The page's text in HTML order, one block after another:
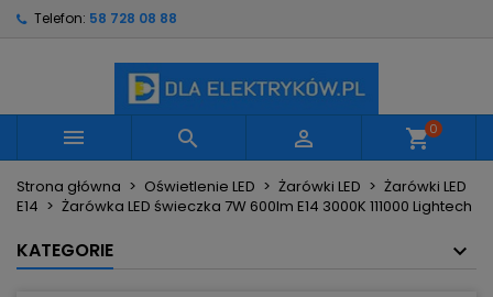
Telefon: 58 728 08 88
   shopping_cart0
Strona główna Oświetlenie LED Żarówki LED
Żarówki LED
E14
Żarówka LED świeczka 7W 600lm E14 3000K 111000 Lightech
KATEGORIE
Utwórz nową listę
Nazwa listy życzeń
Anuluj Utwórz listę życzeń
Musisz być zalogowany by zapisać produkty na
swojej liście życzeń.
Anuluj Zaloguj się